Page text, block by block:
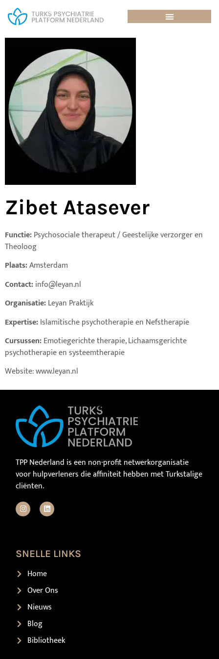
Zibet Atasever
Functie:Psychosociale therapeut / Geestelijke verzorger en
Theoloog
Plaats:Amsterdam
Contact:info@leyan.nl
Organisatie:Leyan Praktijk
Expertise:Islamitische psychotherapie en Nefstherapie
Cursussen:Emotiegerichte therapie, Lichaamsgerichte
psychotherapie en systeemtherapie
Website: www.leyan.nl
TPP Nederland is een non-profit netwerkorganisatie
voor hulpverleners die affiniteit hebben met Turkstalige
cliënten.
SNELLE LINKS
Home
Over Ons
Nieuws
Blog
Bibliotheek